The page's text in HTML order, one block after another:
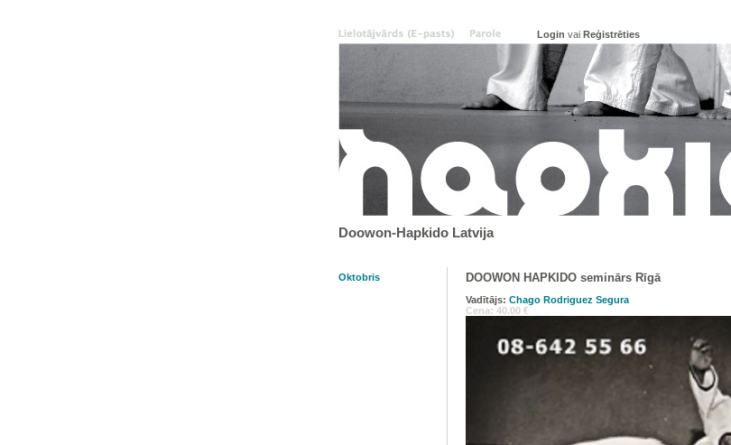
vai Reģistrēties
Doowon-Hapkido Latvija
Oktobris DOOWON HAPKIDO seminārs Rīgā
Vadītājs: Chago Rodriguez Segura
Cena: 40.00 €